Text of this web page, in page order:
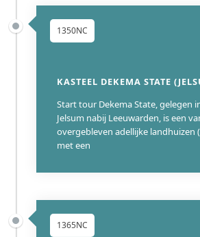
1350NC
KASTEEL DEKEMA STATE
Start tour Dekema State, gelegen
Jelsum nabij Leeuwarden, is een
overgebleven adellijke landhuizen
met een
1365NC